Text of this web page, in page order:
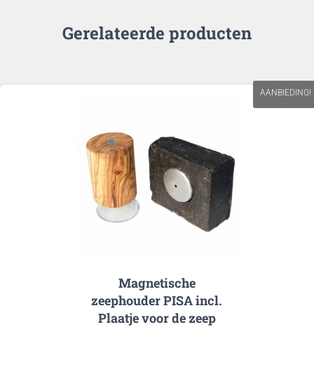
Gerelateerde producten
AANBIEDING!
Magnetische
zeephouder PISA incl.
Plaatje voor de zeep